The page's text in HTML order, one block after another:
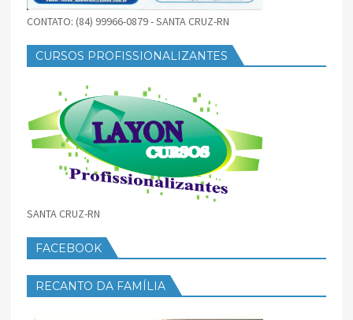
CONTATO: (84) 99966-0879 - SANTA CRUZ-RN
CURSOS PROFISSIONALIZANTES
SANTA CRUZ-RN
FACEBOOK
RECANTO DA FAMÍLIA